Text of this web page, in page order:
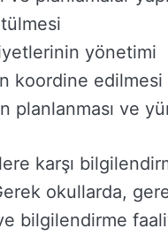
yönetimi
koordine edilmesi
planlanması ve
karşı
okullarda,
bilgilendirme